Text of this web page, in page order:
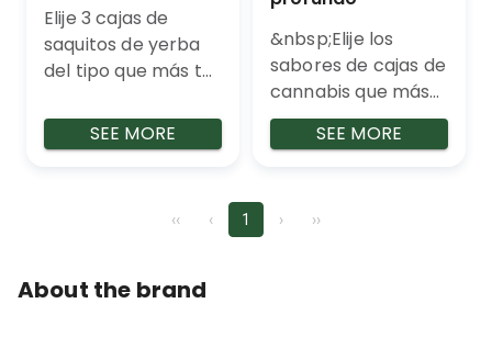
todo el dia sin picos
y bajones -
⁠Antioxidante natual
y bajones -
⁠Antioxidante natual
- ⁠Digestivo
Elije 3 cajas de
saquitos de yerba
del tipo que más te
la yerba mate -
100% natural - ⁠Libre
todo el dia sin picos
⁠Antioxidante natual
SEE MORE
&nbsp;Elije los
sabores de cajas de
cannabis que más
te gustan para
llevarla suave o
infusiones de
SEE MORE
‹‹ ‹ 1 › ››
About the brand